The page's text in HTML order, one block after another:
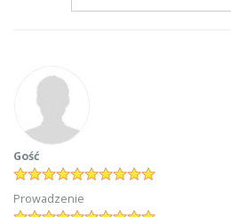
Gość
Prowadzenie